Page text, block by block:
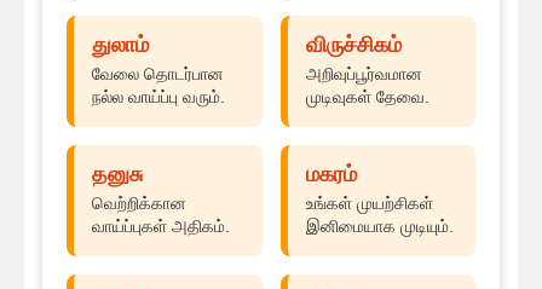
துலாம்
வேலை தொடர்பான
நல்ல வாய்ப்பு வரும்.
விருச்சிகம்
அறிவுப்பூர்வமான
முடிவுகள் தேவை.
தனுசு
வெற்றிக்கான
வாய்ப்புகள் அதிகம்.
மகரம்
உங்கள் முயற்சிகள்
இனிமையாக முடியும்.